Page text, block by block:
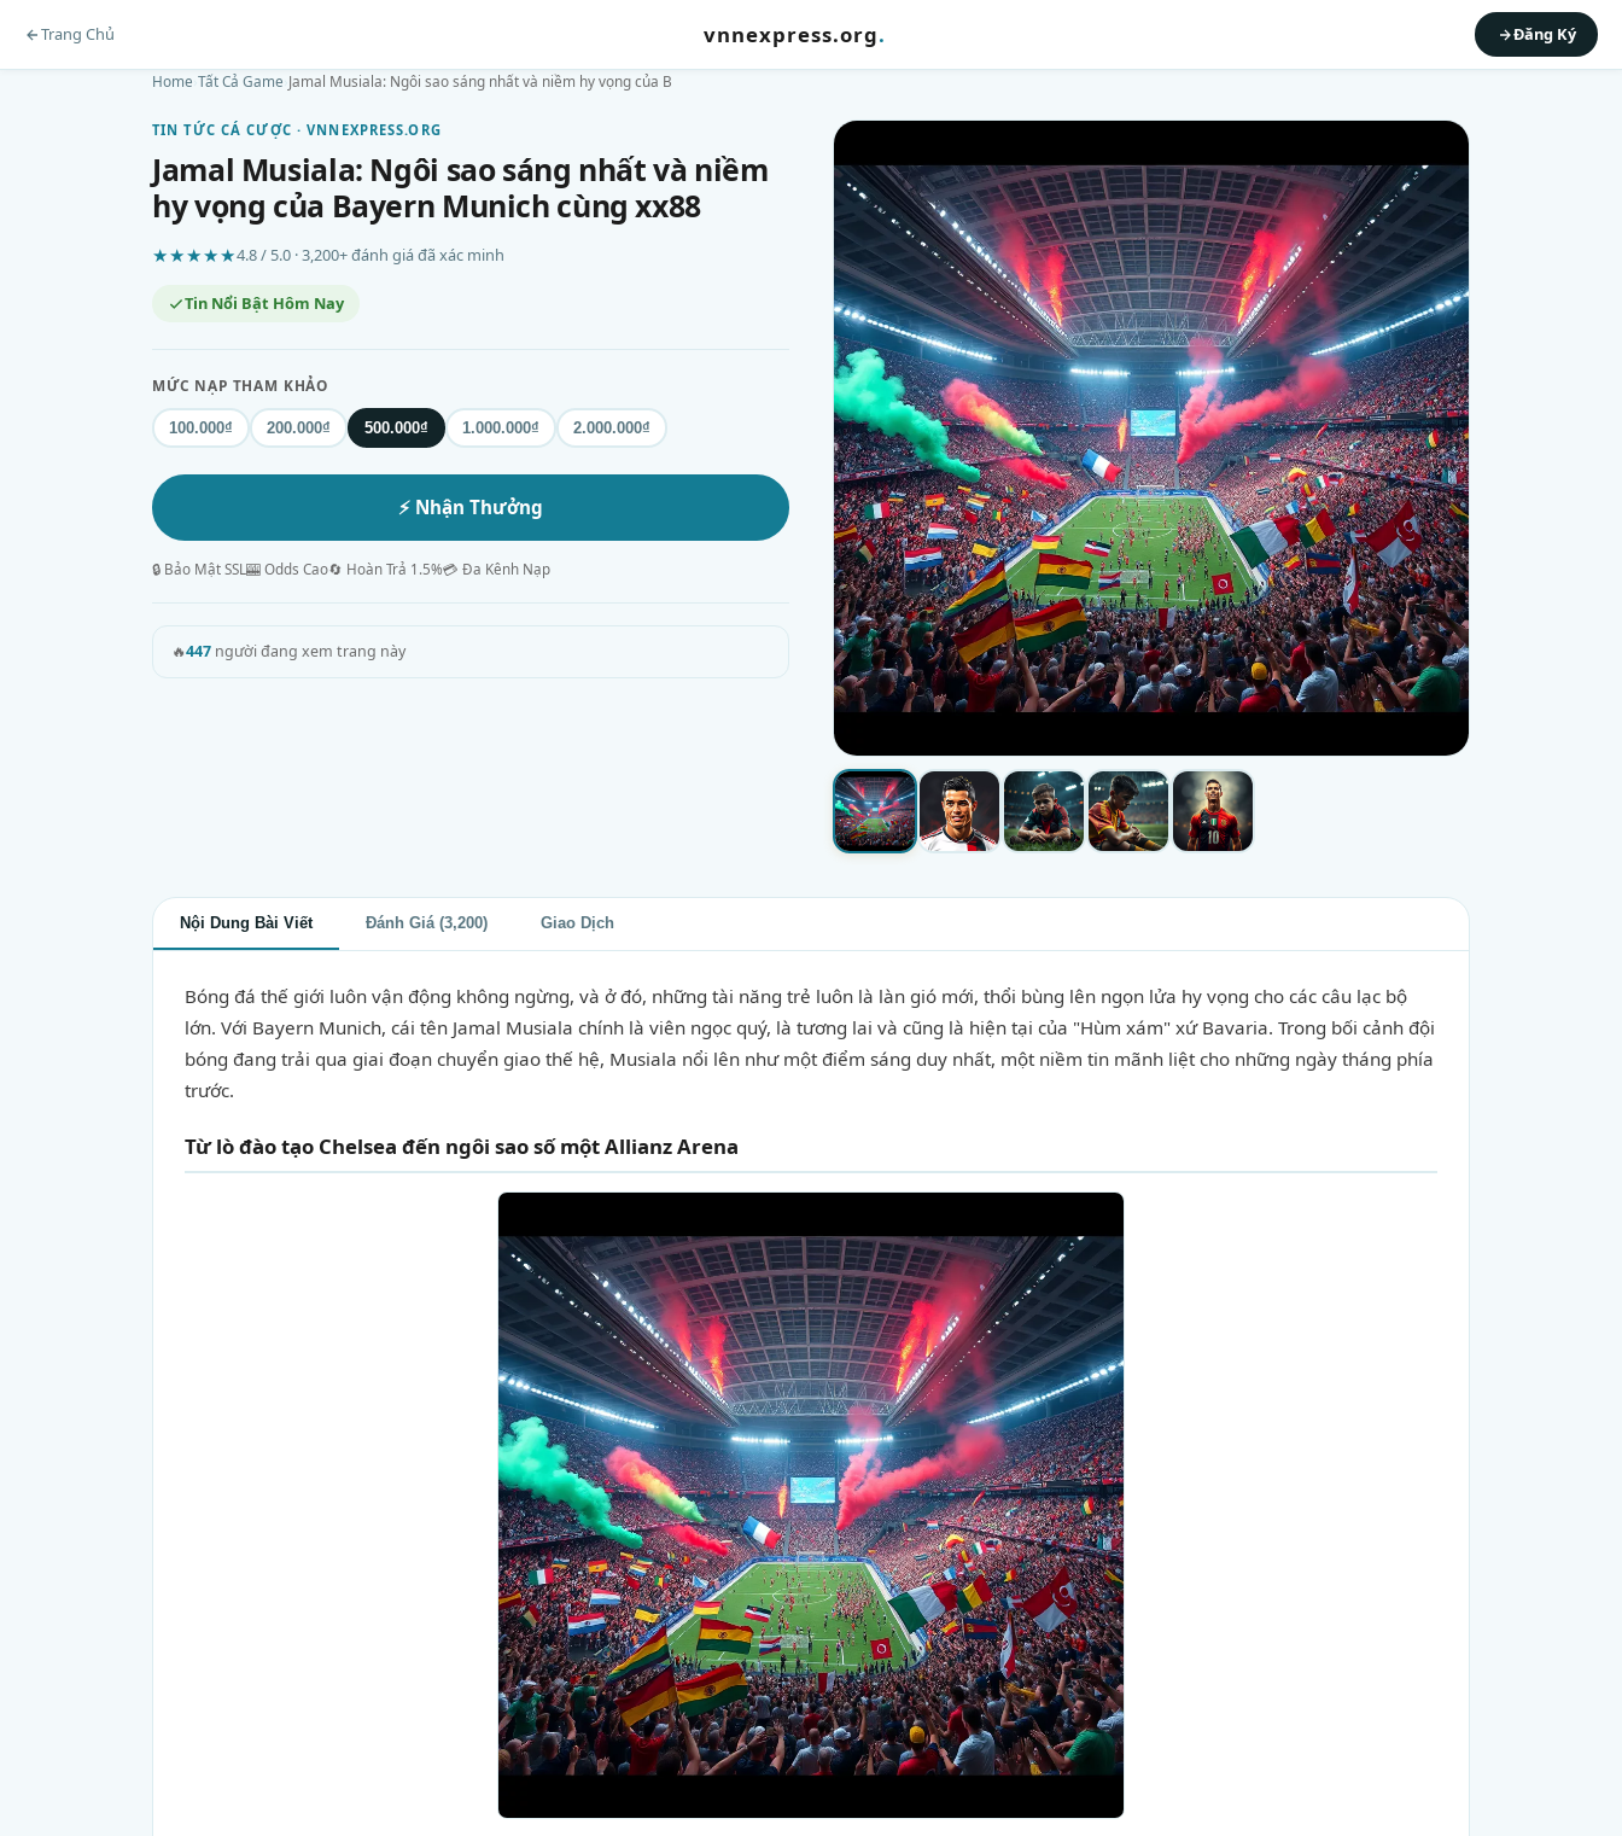
Trang Chủ vnnexpress.org. Đăng Ký
Home Tất Cả Game Jamal Musiala: Ngôi sao sáng nhất và niềm hy vọng của B
TIN TỨC CÁ CƯỢC · VNNEXPRESS.ORG
Jamal Musiala: Ngôi sao sáng nhất và niềm
hy vọng của Bayern Munich cùng xx88
★★★★★4.8 / 5.0 · 3,200+ đánh giá đã xác minh
Tin Nổi Bật Hôm Nay
MỨC NẠP THAM KHẢO
100.000₫ 200.000₫ 500.000₫ 1.000.000₫ 2.000.000₫
⚡ Nhận Thưởng
🔒 Bảo Mật SSL🎰 Odds Cao🔄 Hoàn Trả 1.5%💳 Đa Kênh Nạp
🔥447 người đang xem trang này
Nội Dung Bài Viết Đánh Giá (3,200) Giao Dịch
Bóng đá thế giới luôn vận động không ngừng, và ở đó, những tài năng trẻ luôn là làn gió mới, thổi bùng lên ngọn lửa hy vọng cho các câu lạc bộ
lớn. Với Bayern Munich, cái tên Jamal Musiala chính là viên ngọc quý, là tương lai và cũng là hiện tại của "Hùm xám" xứ Bavaria. Trong bối cảnh đội
bóng đang trải qua giai đoạn chuyển giao thế hệ, Musiala nổi lên như một điểm sáng duy nhất, một niềm tin mãnh liệt cho những ngày tháng phía
trước.
Từ lò đào tạo Chelsea đến ngôi sao số một Allianz Arena